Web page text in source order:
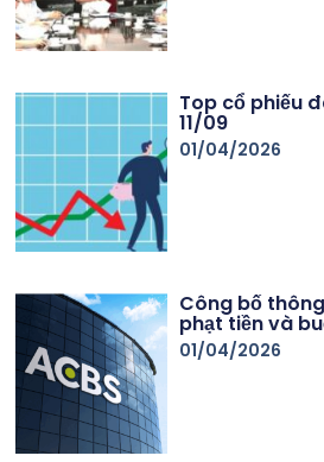
Top cổ phiếu
11/09
01/04/2026
Công bố
phạt tiền và
01/04/2026